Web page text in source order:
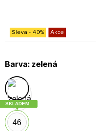
Akce
Sleva - 40%
Barva: zelená
46
SKLADEM